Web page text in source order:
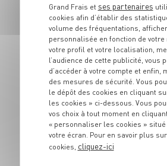
PLAT
Pizza au Saint-
Marcellin
2 pers. 20 min
Grand Frais et ses partenaires
cookies afin d’établir des
volume des fréquentations,
personnalisée en fonction de votre
votre profil et votre localisation,
l’audience de cette publicité, vous
d’accéder à votre compte et enfin,
des mesures de sécurité. Vous
le dépôt des cookies en cliquant
les cookies » ci-dessous. Vous
vos choix à tout moment en
« personnaliser les cookies » situé
votre écran. Pour en savoir plus
cookies, cliquez-ici